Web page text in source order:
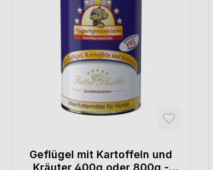
Geflügel mit Kartoffeln und
Kräuter 400g oder 800g -